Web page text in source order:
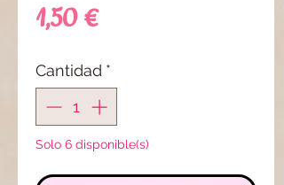
1,50 €Precio
Cantidad *
Solo 6 disponible(s)